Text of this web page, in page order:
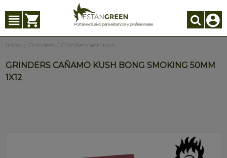
Inicio Grinders Grinders acrílicos
GRINDERS CAÑAMO KUSH BONG SMOKING 50MM
1X12